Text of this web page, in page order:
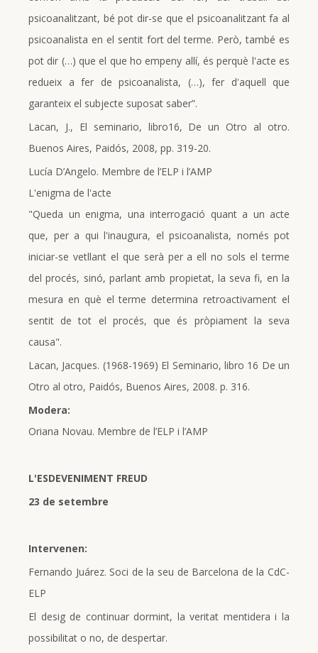
psicoanalitzant, bé pot dir-se que el psicoanalitzant fa al
psicoanalista en el sentit fort del terme. Però, també es
pot dir (…) que el que ho empeny allí, és perquè l'acte es
redueix a fer de psicoanalista, (…), fer d'aquell que
garanteix el subjecte suposat saber”.
Lacan, J., El seminario, libro16, De un Otro al otro.
Buenos Aires, Paidós, 2008, pp. 319-20.
Lucía D’Angelo. Membre de l’ELP i l’AMP
L'enigma de l'acte
"Queda un enigma, una interrogació quant a un acte
que, per a qui l'inaugura, el psicoanalista, només pot
iniciar-se vetllant el que serà per a ell no sols el terme
del procés, sinó, parlant amb propietat, la seva fi, en la
mesura en què el terme determina retroactivament el
sentit de tot el procés, que és pròpiament la seva
causa".
Lacan, Jacques. (1968-1969) El Seminario, libro 16 De un
Otro al otro, Paidós, Buenos Aires, 2008. p. 316.
Modera:
Oriana Novau. Membre de l’ELP i l’AMP
L'ESDEVENIMENT FREUD
23 de setembre
Intervenen:
Fernando Juárez. Soci de la seu de Barcelona de la CdC-
ELP
El desig de continuar dormint, la veritat mentidera i la
possibilitat o no, de despertar.